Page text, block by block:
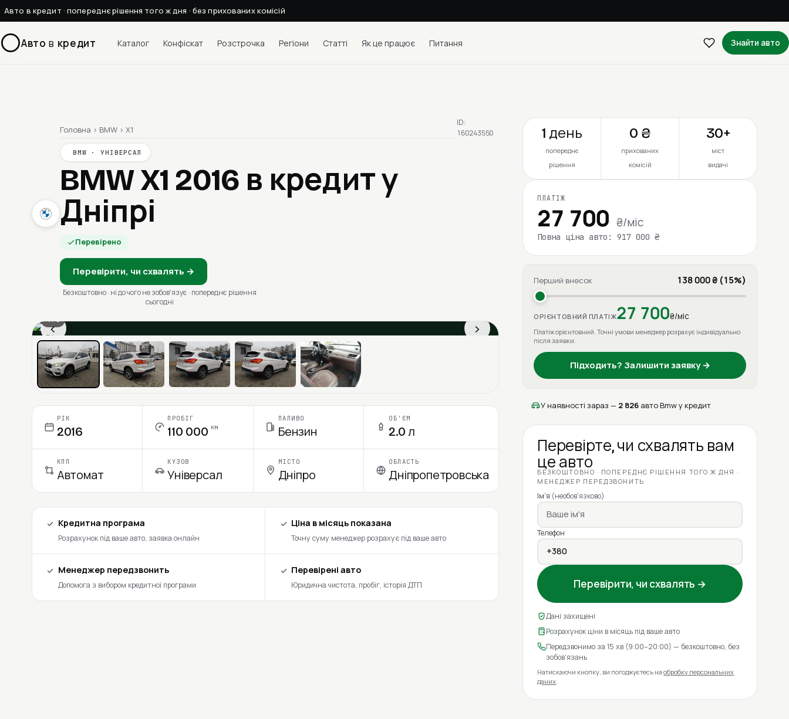
Авто в кредит · попереднє рішення того ж дня · без прихованих комісій
Авто в кредит Каталог Конфіскат Розстрочка Регіони Статті Як це працює Питання Знайти авто
Головна › BMW › X1
BMW · УНІВЕРСАЛ
BMW X1 2016 в кредит у
Дніпрі
Перевірено
Перевірити, чи схвалять →
Безкоштовно · ні до чого не зобовʼязує · попереднє рішення
сьогодні
ID:
160243550
‹ ›
1 / 6
Ціна в місяць
РІК
2016
ПРОБІГ
110 000 км
ПАЛИВО
Бензин
ОБ'ЄМ
2.0 л
КПП
Автомат
КУЗОВ
Універсал
МІСТО
Дніпро
ОБЛАСТЬ
Дніпропетровська
Кредитна програма
Розрахунок під ваше авто, заявка онлайн
Ціна в місяць показана
Точну суму менеджер розрахує під ваше авто
Менеджер передзвонить
Допомога з вибором кредитної програми
Перевірені авто
Юридична чистота, пробіг, історія ДТП
1 день
попереднє
рішення
0 ₴
прихованих
комісій
30+
міст
видачі
ПЛАТІЖ
27 700 ₴/міс
Повна ціна авто: 917 000 ₴
Перший внесок 138 000 ₴ (15%)
ОРІЄНТОВНИЙ ПЛАТІЖ27 700₴/міс
Платіж орієнтовний. Точні умови менеджер розрахує індивідуально
після заявки.
Підходить? Залишити заявку →
У наявності зараз — 2 826 авто Bmw у кредит
Перевірте, чи схвалять вам
це авто
БЕЗКОШТОВНО · ПОПЕРЕДНЄ РІШЕННЯ ТОГО Ж ДНЯ ·
МЕНЕДЖЕР ПЕРЕДЗВОНИТЬ
Ім'я (необов'язково)
Телефон
Перевірити, чи схвалять →
Дані захищені
Розрахунок ціни в місяць під ваше авто
Передзвонимо за 15 хв (9:00–20:00) — безкоштовно, без
зобов'язань
Натискаючи кнопку, ви погоджуєтесь наобробку персональних
даних